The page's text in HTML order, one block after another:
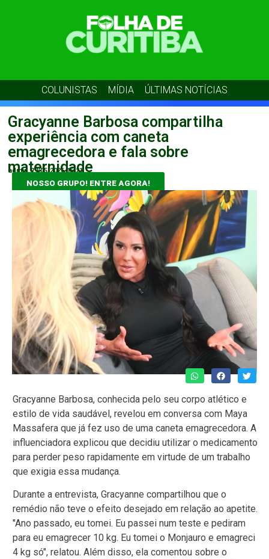
COLUNISTAS MÍDIA ÚLTIMAS NOTÍCIAS
Gracyanne Barbosa compartilha
experiência com caneta
emagrecedora e fala sobre
maternidade
admin 29/05/2026 15:21
NOSSO GRUPO! ENTRE AGORA!
Gracyanne Barbosa, conhecida pelo seu corpo atlético e
estilo de vida saudável, revelou em conversa com Maya
Massafera que já fez uso de uma caneta emagrecedora. A
influenciadora explicou que decidiu utilizar o medicamento
para perder peso rapidamente em virtude de um trabalho
que exigia essa mudança.
Durante a entrevista, Gracyanne compartilhou que o
remédio não teve o efeito desejado em relação ao apetite.
"Ano passado, eu tomei. Eu passei num teste e pediram
para eu emagrecer 10 kg. Eu tomei o Monjauro e emagreci
4 kg só", relatou. Além disso, ela comentou sobre o